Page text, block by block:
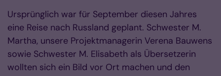
Ursprünglich war für September diesen Jahres
eine Reise nach Russland geplant. Schwester M.
Martha, unsere Projektmanagerin Verena Bauwens
sowie Schwester M. Elisabeth als Übersetzerin
wollten sich ein Bild vor Ort machen und den